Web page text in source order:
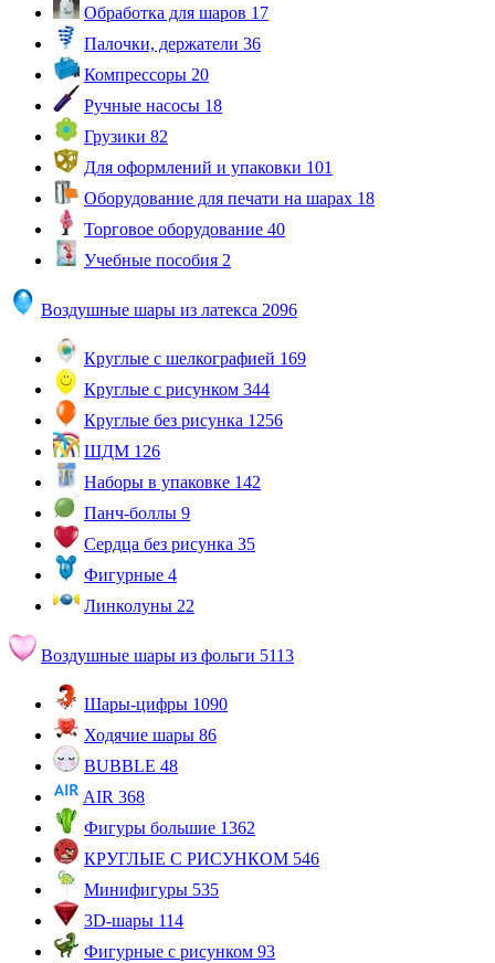
Обработка для шаров 17
Палочки, держатели 36
Компрессоры 20
Ручные насосы 18
Грузики 82
Для оформлений и упаковки 101
Оборудование для печати на шарах 18
Торговое оборудование 40
Учебные пособия 2
Воздушные шары из латекса 2096
Круглые с шелкографией 169
Круглые с рисунком 344
Круглые без рисунка 1256
ШДМ 126
Наборы в упаковке 142
Панч-боллы 9
Сердца без рисунка 35
Фигурные 4
Линколуны 22
Воздушные шары из фольги 5113
Шары-цифры 1090
Ходячие шары 86
BUBBLE 48
AIR 368
Фигуры большие 1362
КРУГЛЫЕ С РИСУНКОМ 546
Минифигуры 535
3D-шары 114
Фигурные с рисунком 93